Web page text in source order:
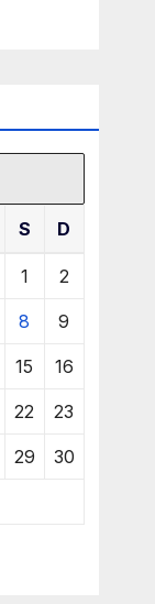
S D
1 2
8 9
15 16
22 23
29 30